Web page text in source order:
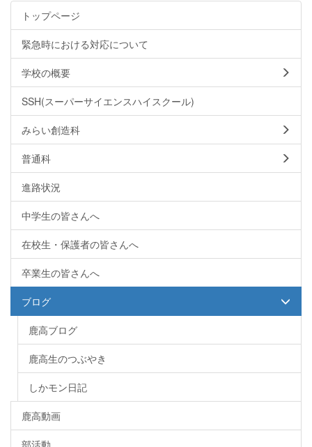
トップページ
緊急時における対応について
学校の概要
SSH(スーパーサイエンスハイスクール)
みらい創造科
普通科
進路状況
中学生の皆さんへ
在校生・保護者の皆さんへ
卒業生の皆さんへ
ブログ
鹿高ブログ
鹿高生のつぶやき
しかモン日記
鹿高動画